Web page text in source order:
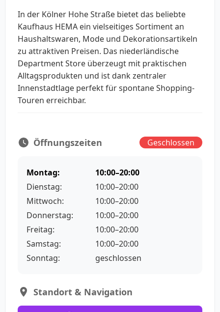
In der Kölner Hohe Straße bietet das beliebte
Kaufhaus HEMA ein vielseitiges Sortiment an
Haushaltswaren, Mode und Dekorationsartikeln
zu attraktiven Preisen. Das niederländische
Department Store überzeugt mit praktischen
Alltagsprodukten und ist dank zentraler
Innenstadtlage perfekt für spontane Shopping-
Touren erreichbar.
Öffnungszeiten Geschlossen
Montag:
10:00–20:00
Dienstag:
10:00–20:00
Mittwoch:
10:00–20:00
Donnerstag:
10:00–20:00
Freitag:
10:00–20:00
Samstag:
10:00–20:00
Sonntag:
geschlossen
Standort & Navigation